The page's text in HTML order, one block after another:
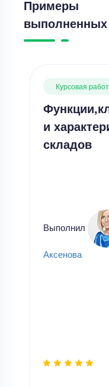
Примеры
выполненных
Курсовая
и
складов
Выполнил
Аксенова